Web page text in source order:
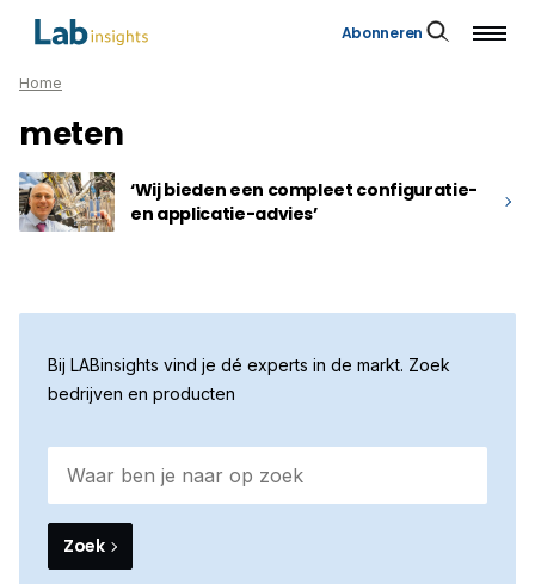
Abonneren
Home
meten
‘Wij bieden een compleet configuratie-
en applicatie-advies’
Bij LABinsights vind je dé experts in de markt. Zoek
bedrijven en producten
Zoek